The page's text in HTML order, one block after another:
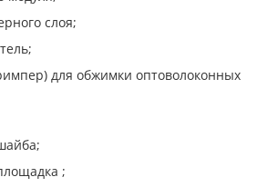
слоя;
для обжимки оптоволоконных
;